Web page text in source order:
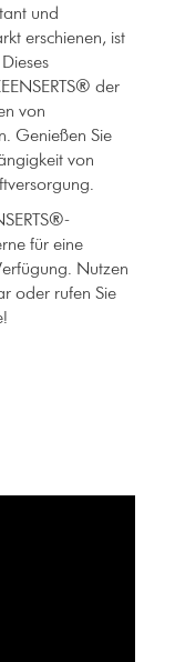
und
erschienen, ist
der
von
Genießen Sie
von
für eine
Nutzen
oder rufen Sie